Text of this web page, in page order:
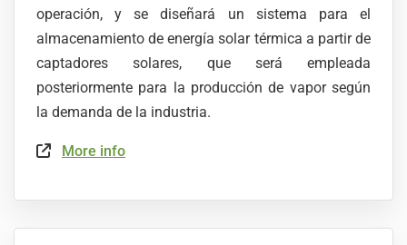
operación, y se diseñará un sistema para el
almacenamiento de energía solar térmica a partir de
captadores solares, que será empleada
posteriormente para la producción de vapor según
la demanda de la industria.
More info